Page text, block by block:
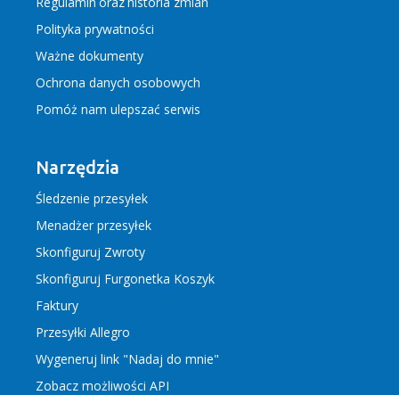
Polityka prywatności
Ważne dokumenty
Ochrona danych osobowych
Pomóż nam ulepszać serwis
Narzędzia
Śledzenie przesyłek
Menadżer przesyłek
Skonfiguruj Zwroty
Skonfiguruj Furgonetka Koszyk
Faktury
Przesyłki Allegro
Wygeneruj link "Nadaj do mnie"
Zobacz możliwości API